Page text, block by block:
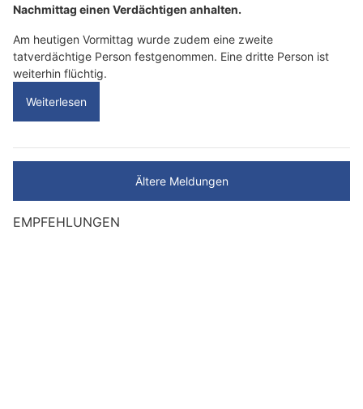
Nachmittag einen Verdächtigen anhalten.
Am heutigen Vormittag wurde zudem eine zweite
tatverdächtige Person festgenommen. Eine dritte Person ist
weiterhin flüchtig.
Weiterlesen
Ältere Meldungen
EMPFEHLUNGEN